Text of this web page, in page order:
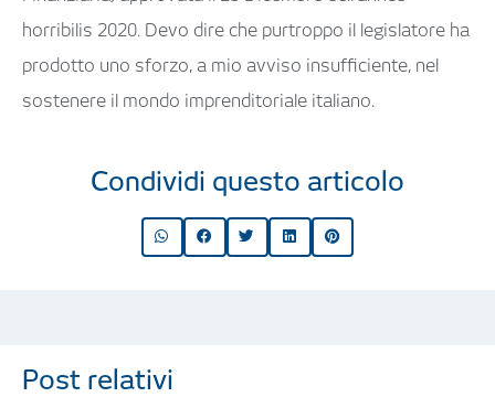
horribilis 2020. Devo dire che purtroppo il legislatore ha
prodotto uno sforzo, a mio avviso insufficiente, nel
sostenere il mondo imprenditoriale italiano.
Condividi questo articolo
Post relativi